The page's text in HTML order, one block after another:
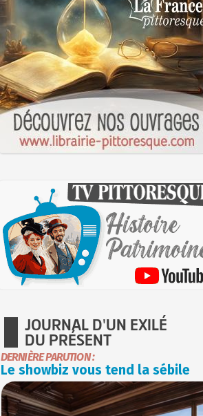
JOURNAL D'UN EXILÉ
DU PRÉSENT
DERNIÈRE PARUTION :
Le showbiz vous tend la sébile